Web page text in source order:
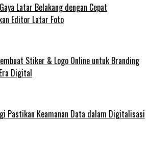
Latar Belakang dengan Cepat
Editor Latar Foto
Stiker & Logo Online untuk Branding
Digital
Pastikan Keamanan Data dalam Digitalisasi